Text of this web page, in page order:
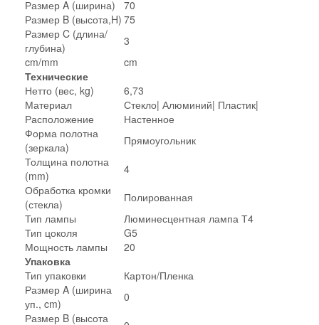
Размер A (ширина)
70
Размер B (высота,H) 75
Размер C (длина/
глубина)
3
cm/mm
cm
Технические
Нетто (вес, kg)
6,73
Материал
Стекло| Алюминий| Пластик|
Расположение
Настенное
Форма полотна
(зеркала)
Прямоугольник
Толщина полотна
(mm)
4
Обработка кромки
(стекла)
Полированная
Тип лампы
Люминесцентная лампа Т4
Тип цоколя
G5
Мощность лампы
20
Упаковка
Тип упаковки
Картон/Пленка
Размер A (ширина
уп., cm)
0
Размер B (высота